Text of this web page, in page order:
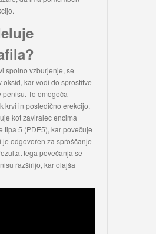
spolno vzburjenje, se
oksid, kar vodi do sprostitve
To omogoča
krvi in posledično erekcijo.
kot zaviralec encima
tipa 5 (PDE5), kar povečuje
je odgovoren za sproščanje
tega povečanja se
razširijo, kar olajša